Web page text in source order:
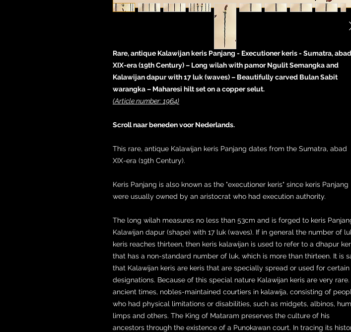
Rare, antique Kalawijan keris Panjang - Executioner keris - Sumatra, abad
XIX-era (19th Century) – Long wilah with pamor Ngulit Semangka and
Kalawijan dapur with 17 luk (waves) – Beautifully carved Bulan Sabit
warangka – Maharesi hilt set on a copper selut.
(Article number: 1964)
Scroll naar beneden voor Nederlands.
This rare, antique Kalawijan keris Panjang dates from the Sumatra, abad
XIX-era (19th Century).
Keris Panjang is also known as the "executioner keris" since keris Panjang
were usually owned by an aristocrat who had execution authority.
The long wilah measures no less than 53cm and is forged to keris
Kalawijan dapur (shape) with 17 luk (waves). If in general the number of
keris reaches thirteen, then keris kalawijan is used to refer to a dhapur
that has a non-standard number of luk, which is more than thirteen. It is
that Kalawijan keris are keris that are specially spread or used for certain
designations. Because of this special nature Kalawijan keris are very rare.
ancient times, nobles-maintained courtiers in kalawija, consisting of
who had physical limitations or disabilities, such as midgets, albinos,
limps and others. The King of Mataram preserves the culture of his
ancestors through the existence of a Punokawan court. In tracing its